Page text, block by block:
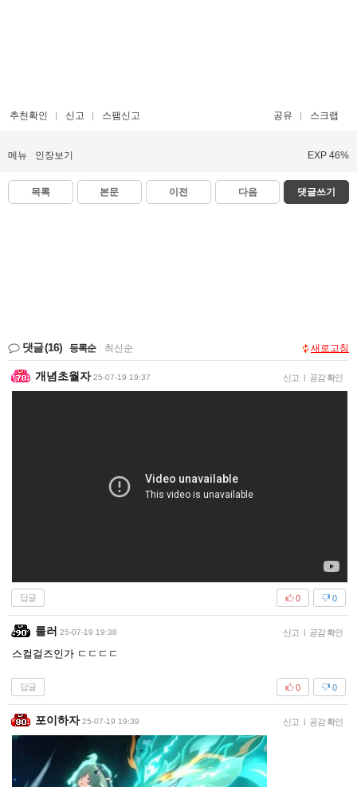
추천확인 신고 스팸신고 공유 스크랩
메뉴 인장보기 EXP 46%
목록 본문 이전 다음 댓글쓰기
댓글(16) 등록순 최신순 새로고침
개념초월자 25-07-19 19:37 신고 공감 확인
답글 0
0
룰러 25-07-19 19:38 신고 | 공감 확인
스컬걸즈인가 ㄷㄷㄷㄷ
답글 0
0
포이하자 25-07-19 19:39 신고 | 공감 확인